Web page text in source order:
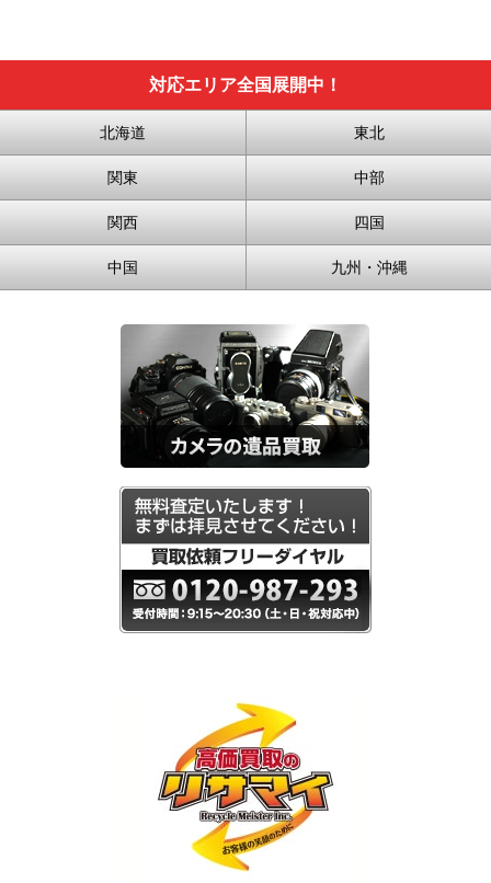
対応エリア全国展開中！
北海道 東北
関東 中部
関西 四国
中国 九州・沖縄